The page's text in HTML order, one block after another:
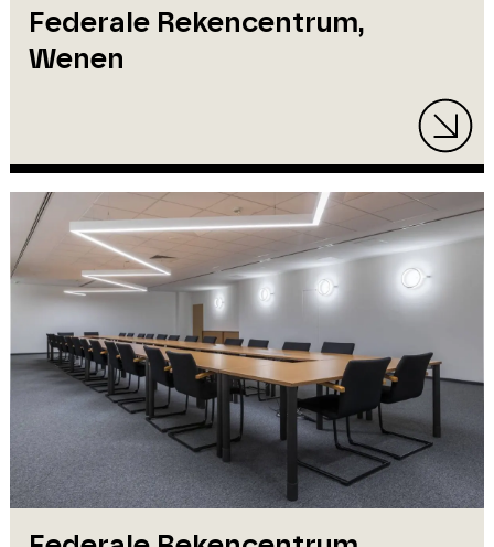
Federale Rekencentrum,
Wenen